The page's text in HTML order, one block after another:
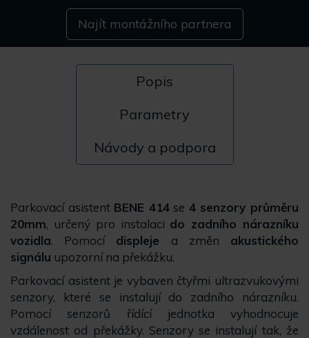
Najít montážního partnera
Popis
Parametry
Návody a podpora
Parkovací asistent BENE 414se 4 senzory průměru
20mm, určený pro instalaci do zadního nárazníku
vozidla. Pomocí displeje a změn akustického
signálu upozorní na překážku.
Parkovací asistent je vybaven čtyřmi ultrazvukovými
senzory, které se instalují do zadního nárazníku.
Pomocí senzorů řídící jednotka vyhodnocuje
vzdálenost od překážky. Senzory se instalují tak, že